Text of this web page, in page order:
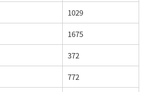
1029
1675
372
772